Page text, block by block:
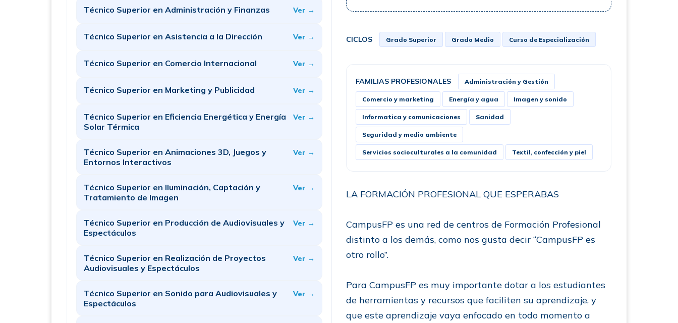
Técnico Superior en Administración y Finanzas Ver →
Técnico Superior en Asistencia a la Dirección Ver →
Técnico Superior en Comercio Internacional Ver →
Técnico Superior en Marketing y Publicidad Ver →
Técnico Superior en Eficiencia Energética y Energía
Solar Térmica
Ver →
Técnico Superior en Animaciones 3D, Juegos y
Entornos Interactivos
Ver →
Técnico Superior en Iluminación, Captación y
Tratamiento de Imagen
Ver →
Técnico Superior en Producción de Audiovisuales y
Espectáculos
Ver →
Técnico Superior en Realización de Proyectos
Audiovisuales y Espectáculos
Ver →
Técnico Superior en Sonido para Audiovisuales y
Espectáculos
Ver →
CICLOS Grado Superior Grado Medio Curso de Especialización
FAMILIAS PROFESIONALES Administración y Gestión
Comercio y marketing Energía y agua Imagen y sonido
Informatica y comunicaciones Sanidad
Seguridad y medio ambiente
Servicios socioculturales a la comunidad Textil, confección y piel
LA FORMACIÓN PROFESIONAL QUE ESPERABAS
CampusFP es una red de centros de Formación Profesional
distinto a los demás, como nos gusta decir “CampusFP es
otro rollo”.
Para CampusFP es muy importante dotar a los estudiantes
de herramientas y recursos que faciliten su aprendizaje, y
que este aprendizaje vaya enfocado en todo momento a